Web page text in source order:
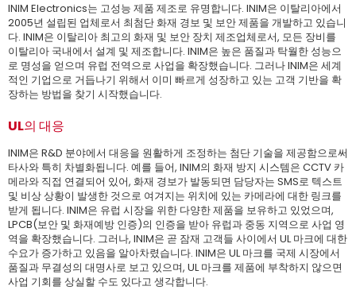
INIM Electronics는 고성능 제품 제조로 유명합니다. INIM은 이탈리아에서
2005년 설립된 업체로서 최첨단 화재 경보 및 보안 제품을 개발하고 있습니
다. INIM은 이탈리아 최고의 화재 및 보안 장치 제조업체로서, 모든 장비를
이탈리아 국내에서 설계 및 제조합니다. INIM은 높은 품질과 탁월한 성능으
로 명성을 얻으며 유럽 전역으로 사업을 확장했습니다. 그러나 INIM은 세계
적인 기업으로 거듭나기 위해서 이미 빠르게 성장하고 있는 고객 기반을 확
장하는 방법을 찾기 시작했습니다.
UL의 대응
INIM은 R&D 분야에서 대응을 원활하게 조정하는 첨단 기술을 제공함으로써
타사와 특히 차별화됩니다. 예를 들어, INIM의 화재 방지 시스템은 CCTV 카
메라와 직접 연결되어 있어, 화재 경보가 발동되면 담당자는 SMS로 텍스트
및 비상 상황이 발생한 것으로 여겨지는 위치에 있는 카메라에 대한 링크를
받게 됩니다. INIM은 유럽 시장을 위한 다양한 제품을 보유하고 있었으며,
LPCB(보안 및 화재예방 인증)의 인증을 받아 유럽과 중동 지역으로 사업 영
역을 확장했습니다. 그러나, INIM은 곧 잠재 고객들 사이에서 UL 마크에 대한
수요가 증가하고 있음을 알아차렸습니다. INIM은 UL 마크를 국제 시장에서
품질과 무결성의 대명사로 보고 있으며, UL 마크를 제품에 부착하지 않으면
사업 기회를 상실할 수도 있다고 생각합니다.